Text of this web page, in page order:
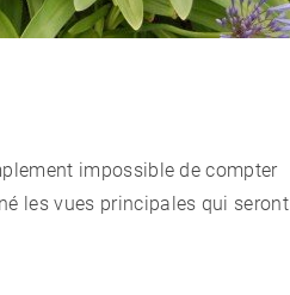
impossible de compter
les vues principales qui seront